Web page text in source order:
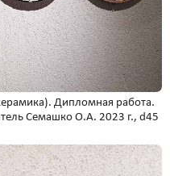
Дипломная работа.
Семашко О.А. 2023 г., d45